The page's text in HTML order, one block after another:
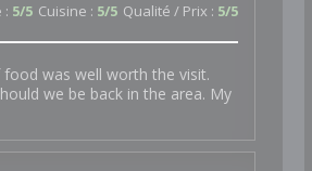
: 5/5 Cuisine : 5/5 Qualité / Prix : 5/5
was well worth the visit.
we be back in the area. My